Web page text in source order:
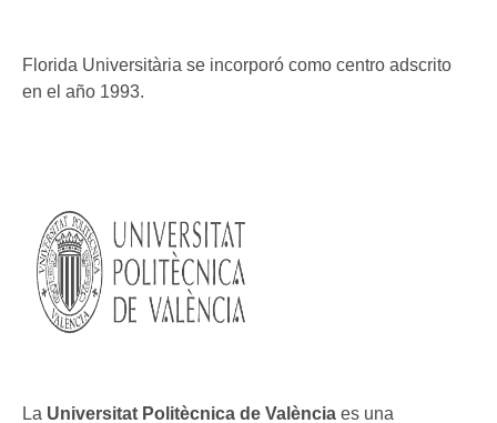
Florida Universitària se incorporó como centro adscrito
en el año 1993.
La Universitat Politècnica de València es una